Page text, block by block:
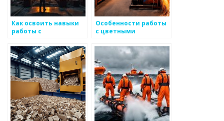
Как освоить навыки
работы с
Особенности работы
с цветными